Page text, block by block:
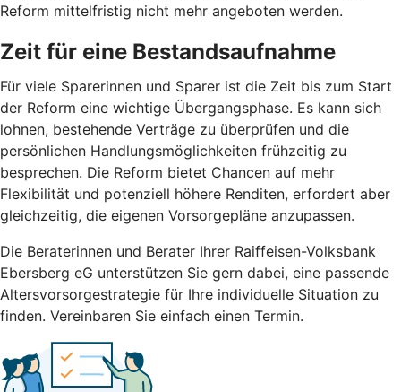
Reform mittelfristig nicht mehr angeboten werden.
Zeit für eine Bestandsaufnahme
Für viele Sparerinnen und Sparer ist die Zeit bis zum Start
der Reform eine wichtige Übergangsphase. Es kann sich
lohnen, bestehende Verträge zu überprüfen und die
persönlichen Handlungsmöglichkeiten frühzeitig zu
besprechen. Die Reform bietet Chancen auf mehr
Flexibilität und potenziell höhere Renditen, erfordert aber
gleichzeitig, die eigenen Vorsorgepläne anzupassen.
Die Beraterinnen und Berater Ihrer Raiffeisen-Volksbank
Ebersberg eG unterstützen Sie gern dabei, eine passende
Altersvorsorgestrategie für Ihre individuelle Situation zu
finden. Vereinbaren Sie einfach einen Termin.